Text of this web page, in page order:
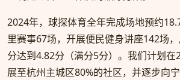
2024年，球探体育全年完成场地预约
里赛事67场，开展便民健身讲座142场
分达到4.82分（满分5分）。我们计划
展至杭州主城区80%的社区，并逐步向